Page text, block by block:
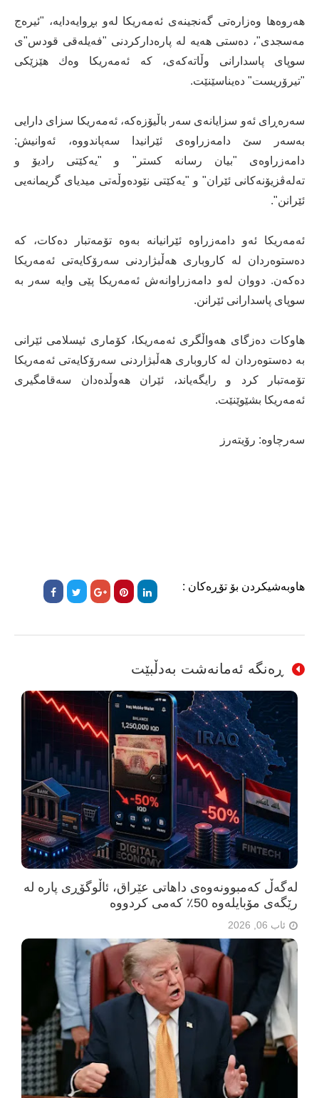
هه‌روه‌ها وه‌زاره‌تی گه‌نجینه‌ی ئه‌مه‌ریكا له‌و بڕوایه‌دایه‌، "ئیره‌ج
مه‌سجدی"، ده‌ستی هه‌یه‌ له‌ پاره‌داركردنی "فه‌یله‌قی قودس"ی
سوپای پاسدارانی وڵاته‌كه‌ی، كه‌ ئه‌مه‌ریكا وه‌ك هێزێكی
"تیرۆریست" ده‌یناسێنێت.
سه‌ره‌ڕای ئه‌و سزایانه‌ی سه‌ر باڵیۆزه‌كه‌، ئه‌مه‌ریكا سزای دارایی
به‌سه‌ر سێ دامه‌زراوه‌ی ئێرانیدا سه‌پاندووه‌، ئه‌وانیش:
دامه‌زراوه‌ی "بیان رسانه‌ كستر" و "یه‌كێتی رادیۆ و
ته‌له‌ڤزیۆنه‌كانی ئێران" و "یه‌كێتی نێوده‌وڵه‌تی میدیای گریمانه‌یی
ئێرانن".
ئه‌مه‌ریكا ئه‌و دامه‌زراوه‌ ئێرانیانه‌ به‌وه‌ تۆمه‌تبار ده‌كات، كه‌
ده‌ستوه‌ردان له‌ كاروباری هه‌ڵبژاردنی سه‌رۆكایه‌تی ئه‌مه‌ریكا
ده‌كه‌ن. دووان له‌و دامه‌زراوانه‌ش ئه‌مه‌ریكا پێی وایه‌ سه‌ر به‌
سوپای پاسدارانی ئێرانن.
هاوكات ده‌زگای هه‌واڵگری ئه‌مه‌ریكا، كۆماری ئیسلامی ئێرانی
به‌ ده‌ستوه‌ردان له‌ كاروباری هه‌ڵبژاردنی سه‌رۆكایه‌تی ئه‌مه‌ریكا
تۆمه‌تبار كرد و رایگه‌یاند، ئێران هه‌وڵده‌دان سه‌قامگیری
ئه‌مه‌ریكا بشێوێنێت.
سه‌رچاوه‌: رۆیته‌رز
هاوبەشیکردن بۆ تۆڕەکان :
ڕەنگە ئەمانەشت بەدڵبێت
لەگەڵ کەمبوونەوەی داهاتی عێراق، ئاڵوگۆڕی پارە لە
رێگەی مۆبایلەوە 50٪ کەمی کردووە
ئاب 06, 2026